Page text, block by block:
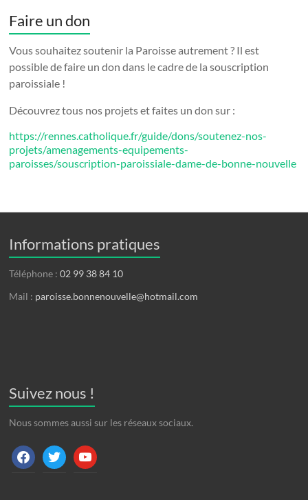
Faire un don
Vous souhaitez soutenir la Paroisse autrement ? Il est
possible de faire un don dans le cadre de la souscription
paroissiale !
Découvrez tous nos projets et faites un don sur :
https://rennes.catholique.fr/guide/dons/soutenez-nos-
projets/amenagements-equipements-
paroisses/souscription-paroissiale-dame-de-bonne-nouvelle
Informations pratiques
Téléphone :02 99 38 84 10
Mail : paroisse.bonnenouvelle@hotmail.com
Suivez nous !
Nous sommes aussi sur les réseaux sociaux.
facebooktwitter youtube